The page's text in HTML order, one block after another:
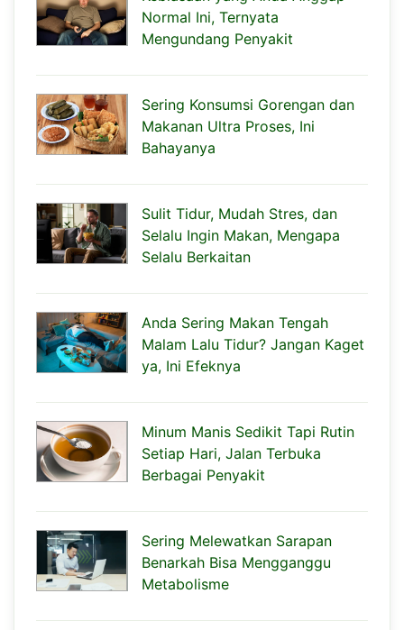
Normal Ini, Ternyata
Mengundang Penyakit
Sering Konsumsi Gorengan dan
Makanan Ultra Proses, Ini
Bahayanya
Sulit Tidur, Mudah Stres, dan
Selalu Ingin Makan, Mengapa
Selalu Berkaitan
Anda Sering Makan Tengah
Malam Lalu Tidur? Jangan Kaget
ya, Ini Efeknya
Minum Manis Sedikit Tapi Rutin
Setiap Hari, Jalan Terbuka
Berbagai Penyakit
Sering Melewatkan Sarapan
Benarkah Bisa Mengganggu
Metabolisme